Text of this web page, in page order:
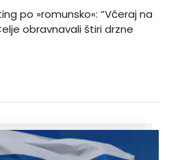
po »romunsko«: “Včeraj na
obravnavali štiri drzne